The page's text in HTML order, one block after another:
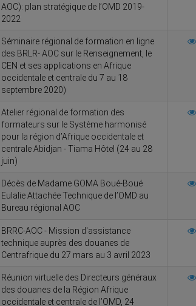
AOC): plan stratégique de l’OMD 2019-
2022
Séminaire régional de formation en ligne
des BRLR- AOC sur le Renseignement, le
CEN et ses applications en Afrique
occidentale et centrale du 7 au 18
septembre 2020)
Atelier régional de formation des
formateurs sur le Système harmonisé
pour la région d’Afrique occidentale et
centrale Abidjan - Tiama Hôtel (24 au 28
juin)
Décès de Madame GOMA Boué-Boué
Eulalie Attachée Technique de l’OMD au
Bureau régional AOC
BRRC-AOC - Mission d'assistance
technique auprès des douanes de
Centrafrique du 27 mars au 3 avril 2023
Réunion virtuelle des Directeurs généraux
des douanes de la Région Afrique
occidentale et centrale de l’OMD, 24